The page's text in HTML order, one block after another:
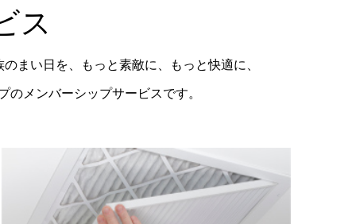
ス
まい日を、もっと素敵に、もっと快適に、
のメンバーシップサービスです。